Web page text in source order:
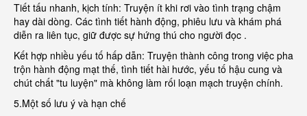
Tiết tấu nhanh, kịch tính: Truyện ít khi rơi vào tình trạng chậm
hay dài dòng. Các tình tiết hành động, phiêu lưu và khám phá
diễn ra liên tục, giữ được sự hứng thú cho người đọc .
Kết hợp nhiều yếu tố hấp dẫn: Truyện thành công trong việc pha
trộn hành động mạt thế, tình tiết hài hước, yếu tố hậu cung và
chút chất "tu luyện" mà không làm rối loạn mạch truyện chính.
5.Một số lưu ý và hạn chế